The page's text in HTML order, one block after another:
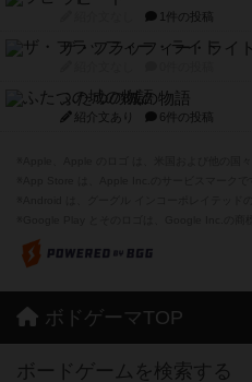
1件の投稿
ザ・フラッフィー・ライト
ふたつの城の物語
紹介文あり 6件の投稿
ボドゲーマTOP
ボードゲームを検索する